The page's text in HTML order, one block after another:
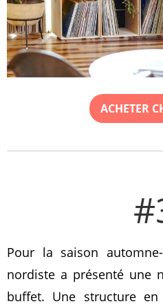
ACHETER
Pour la saison
nordiste a présenté une
buffet. Une structure